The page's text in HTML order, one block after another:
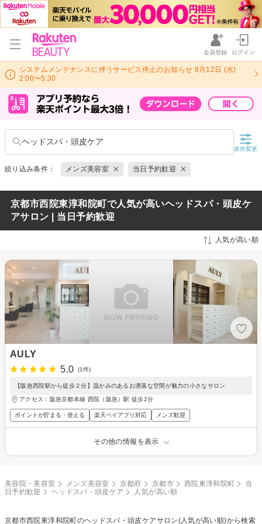
会員登録 ログイン
システムメンテナンスに伴うサービス停止のお知らせ 8月12日 (水)
2:00〜5:30
ヘッドスパ・頭皮ケア
条件変更
絞り込み条件： メンズ美容室 当日予約歓迎
京都市西院東淳和院町で人気が高いヘッドスパ・頭皮ケ
アサロン | 当日予約歓迎
人気が高い順
AULY
5.0
(1件)
【阪急西院駅から徒歩２分】温かみのあるお洒落な空間が魅力の小さなサロン
アクセス：阪急京都本線 西院（阪急）駅 徒歩2分
ポイントが貯まる・使える 楽天ペイアプリ対応 メンズ歓迎
その他の情報を表示
美容院・美容室 メンズ美容室 京都府 京都市 西院東淳和院町
当
日予約歓迎
ヘッドスパ・頭皮ケア 人気が高い順
京都市西院東淳和院町のヘッドスパ・頭皮ケアサロン(人気が高い順)から検索